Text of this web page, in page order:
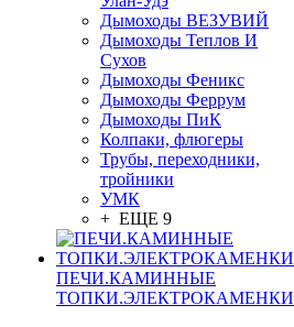
Дымоходы ВЕЗУВИЙ
Дымоходы Теплов И
Сухов
Дымоходы Феникс
Дымоходы Феррум
Дымоходы ПиК
Колпаки, флюгеры
Трубы, переходники,
тройники
УМК
+ ЕЩЕ 9
ПЕЧИ.КАМИННЫЕ
ТОПКИ.ЭЛЕКТРОКАМЕНКИ